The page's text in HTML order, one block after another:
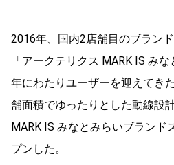
2016年、国内2店舗目のブラン
「アークテリクス MARK IS み
年にわたりユーザーを迎えてき
舗面積でゆったりとした動線設
MARK IS みなとみらいブランド
プンした。